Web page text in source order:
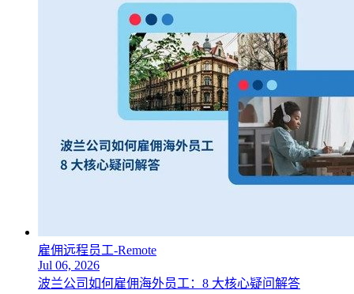
雇佣远程员工-Remote
Jul 06, 2026
波兰公司如何雇佣海外员工：8 大核心疑问解答